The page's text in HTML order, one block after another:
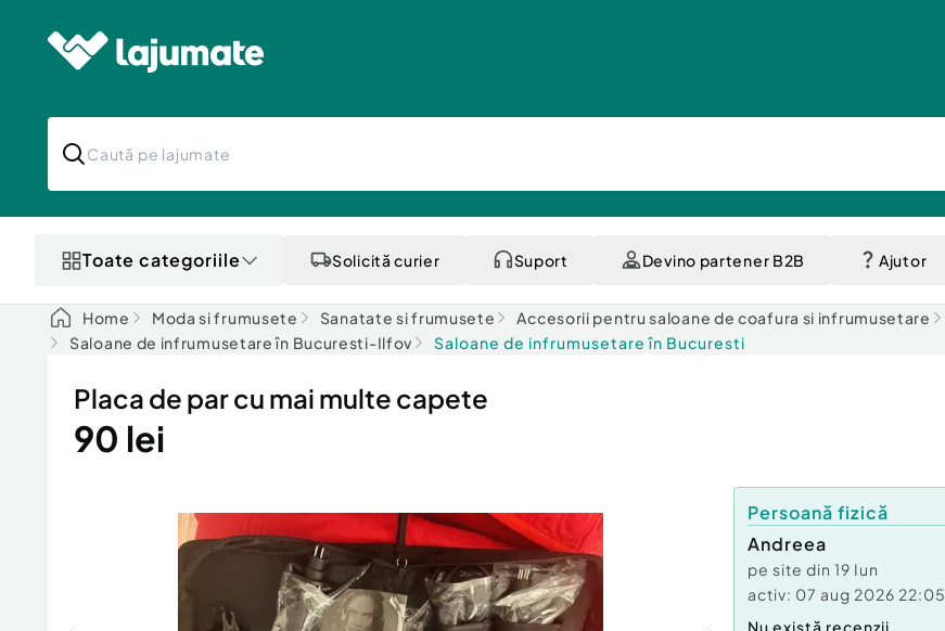
Toate categoriile Solicită curier Suport Devino partener B2B Ajutor
Home Moda si frumusete Sanatate si frumusete Accesorii pentru saloane de coafura si infrumusetare
Saloane de infrumusetare în Bucuresti-Ilfov
Saloane de infrumusetare în Bucuresti
Placa de par cu mai multe capete
90 lei
Persoană fizică
Andreea
pe site din 19 Iun
activ: 07 aug 2026 22:05
Nu există recenzii